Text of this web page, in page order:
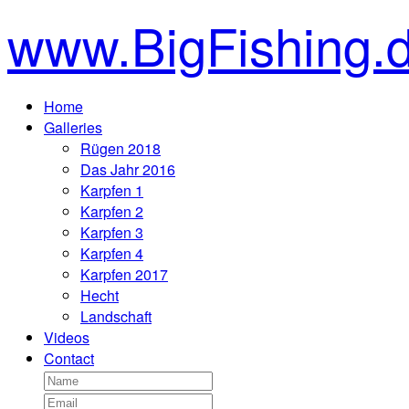
Home
Galleries
Rügen 2018
Das Jahr 2016
Karpfen 1
Karpfen 2
Karpfen 3
Karpfen 4
Karpfen 2017
Hecht
Landschaft
Videos
Contact